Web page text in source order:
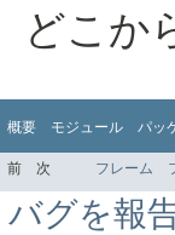
どこか
概要 モジュール パッ
前 次 フレーム
バグを報